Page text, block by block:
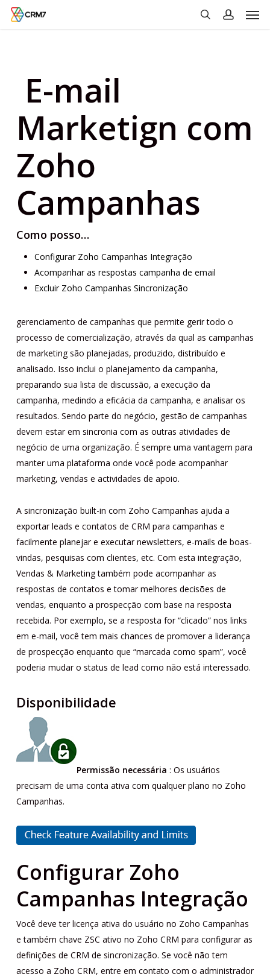
Skip
E-mail
Marketign com
Zoho
Campanhas
Como posso…
Configurar Zoho Campanhas Integração
Acompanhar as respostas campanha de email
Excluir Zoho Campanhas Sincronização
gerenciamento de campanhas que permite gerir todo o
processo de comercialização, através da qual as campanhas
de marketing são planejadas, produzido, distribuído e
analisado. Isso inclui o planejamento da campanha,
preparando sua lista de discussão, a execução da
campanha, medindo a eficácia da campanha, e analisar os
resultados. Sendo parte do negócio, gestão de campanhas
devem estar em sincronia com as outras atividades de
negócio de uma organização. É sempre uma vantagem para
manter uma plataforma onde você pode acompanhar
marketing, vendas e actividades de apoio.
A sincronização built-in com Zoho Campanhas ajuda a
exportar leads e contatos de CRM para campanhas e
facilmente planejar e executar newsletters, e-mails de boas-
vindas, pesquisas com clientes, etc. Com esta integração,
Vendas & Marketing também pode acompanhar as
respostas de contatos e tomar melhores decisões de
vendas, enquanto a prospecção com base na resposta
recebida. Por exemplo, se a resposta for “clicado” nos links
em e-mail, você tem mais chances de promover a liderança
de prospecção enquanto que “marcada como spam”, você
poderia mudar o status de lead como não está interessado.
Disponibilidade
Permissão necessária : Os usuários
precisam de uma conta ativa com qualquer plano no Zoho
Campanhas.
Configurar Zoho
Campanhas Integração
Você deve ter licença ativa do usuário no Zoho Campanhas
e também chave ZSC ativo no Zoho CRM para configurar as
definições de CRM de sincronização. Se você não tem
acesso a Zoho CRM, entre em contato com o administrador